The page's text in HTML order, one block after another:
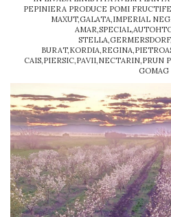
PEPINIERA PRODUCE POMI
MAXUT,GALATA,IMPERIAL
CAIS,PIERSIC,PAVII,NECTARIN,PRUN
GOMAG